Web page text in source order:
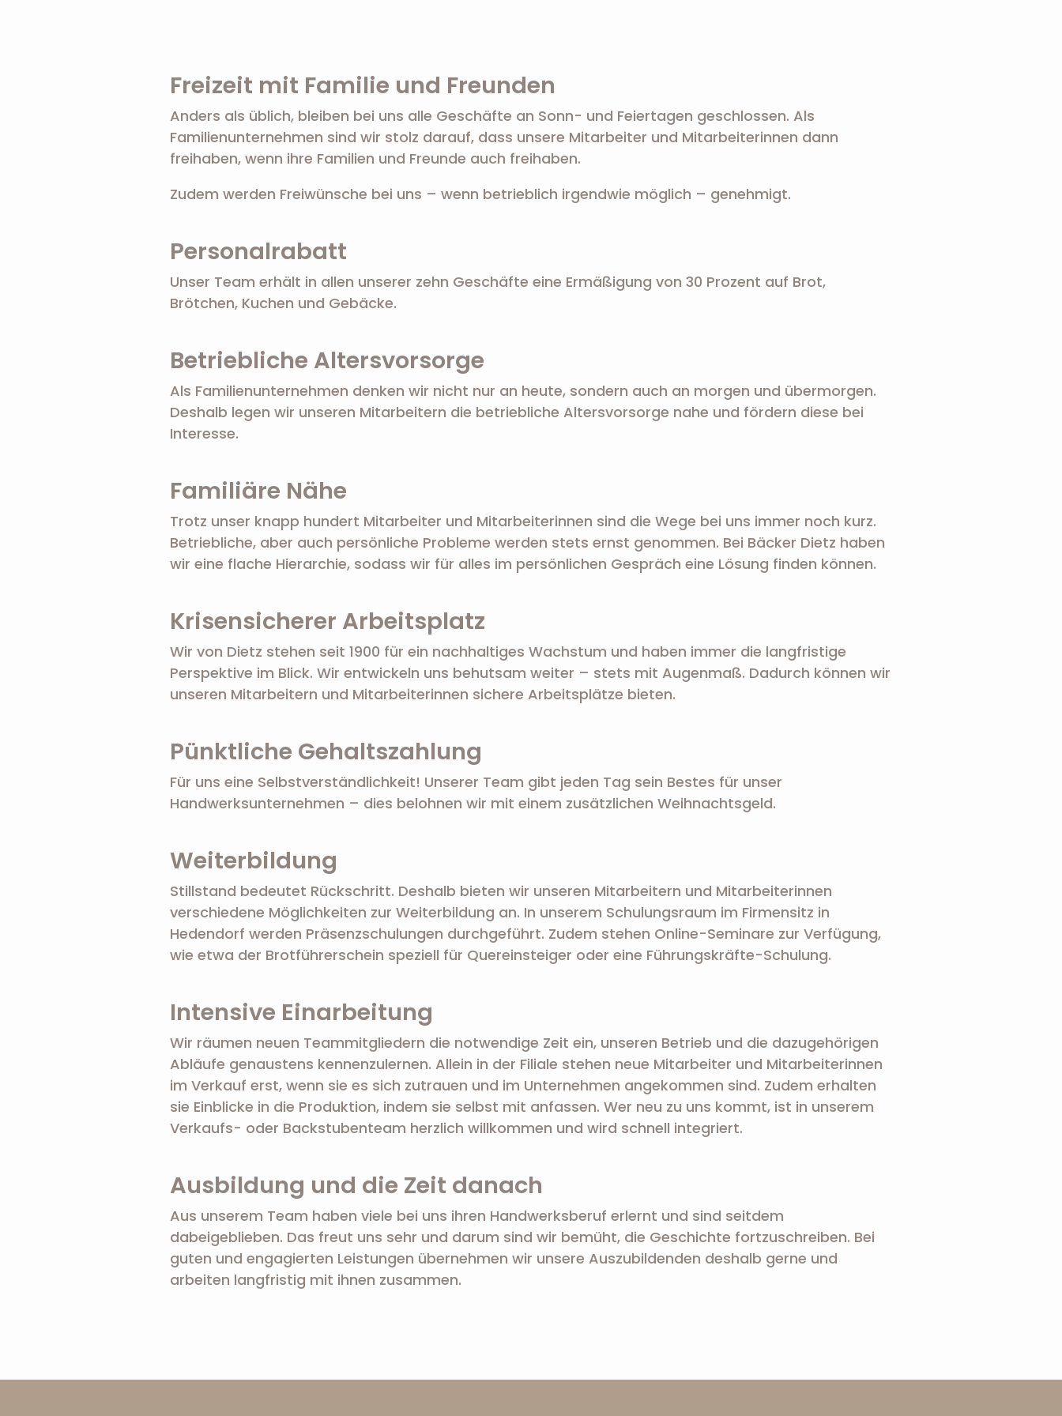
Freizeit mit Familie und Freunden
Anders als üblich, bleiben bei uns alle Geschäfte an Sonn- und Feiertagen geschlossen. Als
Familienunternehmen sind wir stolz darauf, dass unsere Mitarbeiter und Mitarbeiterinnen dann
freihaben, wenn ihre Familien und Freunde auch freihaben.
Zudem werden Freiwünsche bei uns – wenn betrieblich irgendwie möglich – genehmigt.
Personalrabatt
Unser Team erhält in allen unserer zehn Geschäfte eine Ermäßigung von 30 Prozent auf Brot,
Brötchen, Kuchen und Gebäcke.
Betriebliche Altersvorsorge
Als Familienunternehmen denken wir nicht nur an heute, sondern auch an morgen und übermorgen.
Deshalb legen wir unseren Mitarbeitern die betriebliche Altersvorsorge nahe und fördern diese bei
Interesse.
Familiäre Nähe
Trotz unser knapp hundert Mitarbeiter und Mitarbeiterinnen sind die Wege bei uns immer noch kurz.
Betriebliche, aber auch persönliche Probleme werden stets ernst genommen. Bei Bäcker Dietz haben
wir eine flache Hierarchie, sodass wir für alles im persönlichen Gespräch eine Lösung finden können.
Krisensicherer Arbeitsplatz
Wir von Dietz stehen seit 1900 für ein nachhaltiges Wachstum und haben immer die langfristige
Perspektive im Blick. Wir entwickeln uns behutsam weiter – stets mit Augenmaß. Dadurch können wir
unseren Mitarbeitern und Mitarbeiterinnen sichere Arbeitsplätze bieten.
Pünktliche Gehaltszahlung
Für uns eine Selbstverständlichkeit! Unserer Team gibt jeden Tag sein Bestes für unser
Handwerksunternehmen – dies belohnen wir mit einem zusätzlichen Weihnachtsgeld.
Weiterbildung
Stillstand bedeutet Rückschritt. Deshalb bieten wir unseren Mitarbeitern und Mitarbeiterinnen
verschiedene Möglichkeiten zur Weiterbildung an. In unserem Schulungsraum im Firmensitz in
Hedendorf werden Präsenzschulungen durchgeführt. Zudem stehen Online-Seminare zur Verfügung,
wie etwa der Brotführerschein speziell für Quereinsteiger oder eine Führungskräfte-Schulung.
Intensive Einarbeitung
Wir räumen neuen Teammitgliedern die notwendige Zeit ein, unseren Betrieb und die dazugehörigen
Abläufe genaustens kennenzulernen. Allein in der Filiale stehen neue Mitarbeiter und Mitarbeiterinnen
im Verkauf erst, wenn sie es sich zutrauen und im Unternehmen angekommen sind. Zudem erhalten
sie Einblicke in die Produktion, indem sie selbst mit anfassen. Wer neu zu uns kommt, ist in unserem
Verkaufs- oder Backstubenteam herzlich willkommen und wird schnell integriert.
Ausbildung und die Zeit danach
Aus unserem Team haben viele bei uns ihren Handwerksberuf erlernt und sind seitdem
dabeigeblieben. Das freut uns sehr und darum sind wir bemüht, die Geschichte fortzuschreiben. Bei
guten und engagierten Leistungen übernehmen wir unsere Auszubildenden deshalb gerne und
arbeiten langfristig mit ihnen zusammen.